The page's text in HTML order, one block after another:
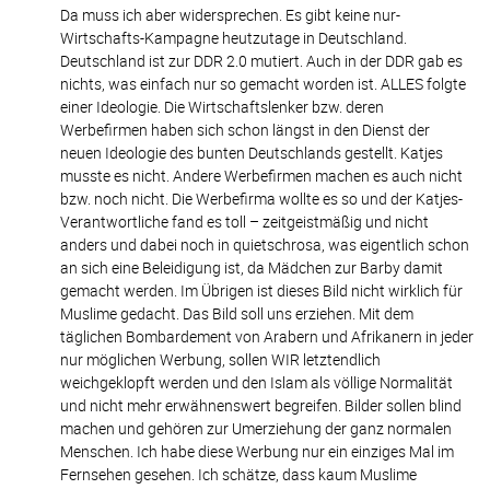
Da muss ich aber widersprechen. Es gibt keine nur-
Wirtschafts-Kampagne heutzutage in Deutschland.
Deutschland ist zur DDR 2.0 mutiert. Auch in der DDR gab es
nichts, was einfach nur so gemacht worden ist. ALLES folgte
einer Ideologie. Die Wirtschaftslenker bzw. deren
Werbefirmen haben sich schon längst in den Dienst der
neuen Ideologie des bunten Deutschlands gestellt. Katjes
musste es nicht. Andere Werbefirmen machen es auch nicht
bzw. noch nicht. Die Werbefirma wollte es so und der Katjes-
Verantwortliche fand es toll – zeitgeistmäßig und nicht
anders und dabei noch in quietschrosa, was eigentlich schon
an sich eine Beleidigung ist, da Mädchen zur Barby damit
gemacht werden. Im Übrigen ist dieses Bild nicht wirklich für
Muslime gedacht. Das Bild soll uns erziehen. Mit dem
täglichen Bombardement von Arabern und Afrikanern in jeder
nur möglichen Werbung, sollen WIR letztendlich
weichgeklopft werden und den Islam als völlige Normalität
und nicht mehr erwähnenswert begreifen. Bilder sollen blind
machen und gehören zur Umerziehung der ganz normalen
Menschen. Ich habe diese Werbung nur ein einziges Mal im
Fernsehen gesehen. Ich schätze, dass kaum Muslime